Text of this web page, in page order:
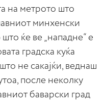
на метрото што
минхенски
ќе ве „нападне“ е
градска куќа
не сакајќи, веднаш
после неколку
баварски град